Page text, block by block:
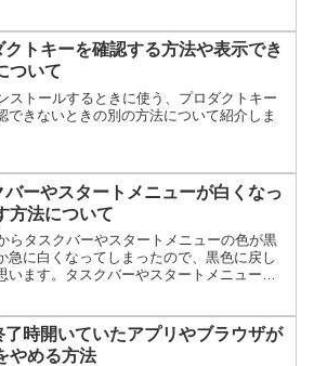
トキーを確認する方法や表示でき
ついて
ストールするときに使う、プロダクトキー
できないときの別の方法について紹介しま
ーやスタートメニューが白くなっ
方法について
らタスクバーやスタートメニューの色が黒
急に白くなってしまったので、黒色に戻し
います。タスクバーやスタートメニューの
時開いていたアプリやブラウザが
やめる方法